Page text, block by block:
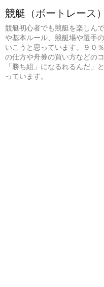
競艇（ボートレース
競艇初心者でも競艇を楽しん
や基本ルール、競艇場や選手
いこうと思っています。９０
の仕方や舟券の買い方などの
「勝ち組」になるれるんだ」
っています。